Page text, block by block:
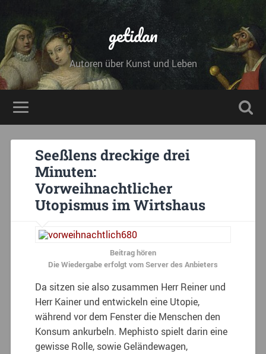
getidan
Autoren über Kunst und Leben
Seeßlens dreckige drei
Minuten:
Vorweihnachtlicher
Utopismus im Wirtshaus
Beitrag hören
Die Wiedergabe erfolgt vom Server des Anbieters
Da sitzen sie also zusammen Herr Reiner und
Herr Kainer und entwickeln eine Utopie,
während vor dem Fenster die Menschen den
Konsum ankurbeln. Mephisto spielt darin eine
gewisse Rolle, sowie Geländewagen,